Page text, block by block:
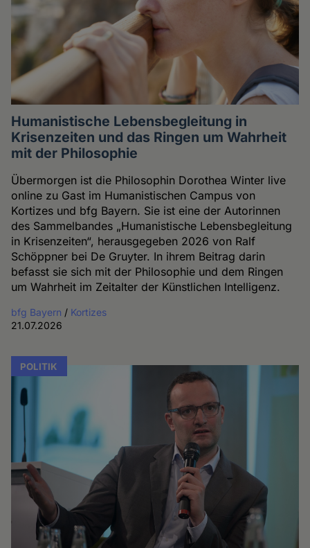
Humanistische Lebensbegleitung in
Krisenzeiten und das Ringen um Wahrheit
mit der Philosophie
Übermorgen ist die Philosophin Dorothea Winter live
online zu Gast im Humanistischen Campus von
Kortizes und bfg Bayern. Sie ist eine der Autorinnen
des Sammelbandes „Humanistische Lebensbegleitung
in Krisenzeiten“, herausgegeben 2026 von Ralf
Schöppner bei De Gruyter. In ihrem Beitrag darin
befasst sie sich mit der Philosophie und dem Ringen
um Wahrheit im Zeitalter der Künstlichen Intelligenz.
bfg Bayern / Kortizes
21.07.2026
POLITIK